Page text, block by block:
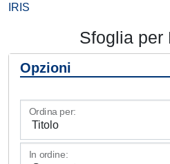
IRIS
Sfoglia per
Opzioni
Ordina per:
In ordine: